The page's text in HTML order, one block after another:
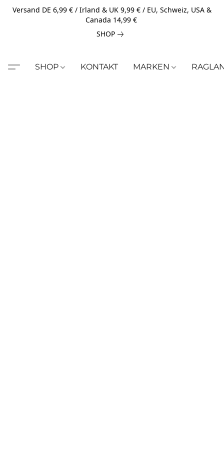
Versand DE 6,99 € / Irland & UK 9,99 € / EU, Schweiz, USA &
Canada 14,99 €
SHOP
SHOP KONTAKT MARKEN